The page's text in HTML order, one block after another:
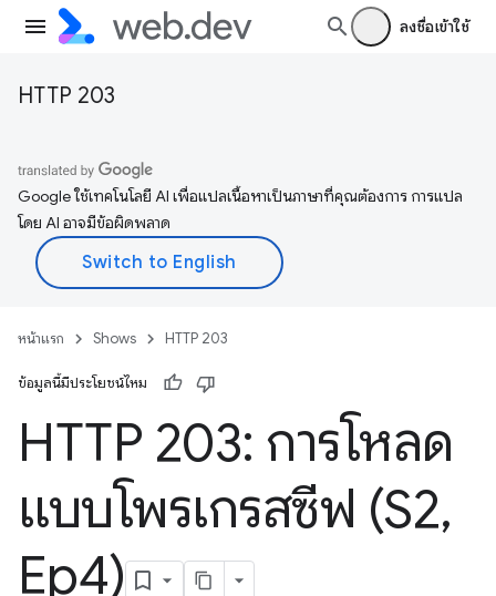
ลงชื่อเข้าใช้
HTTP 203
Google ใช้เทคโนโลยี AI เพื่อแปลเนื้อหาเป็นภาษาที่คุณต้องการ การแปล
โดย AI อาจมีข้อผิดพลาด
หน้าแรก Shows HTTP 203
ข้อมูลนี้มีประโยชน์ไหม
HTTP 203: การโหลด
แบบโพรเกรสซีฟ (S2,
Ep4)